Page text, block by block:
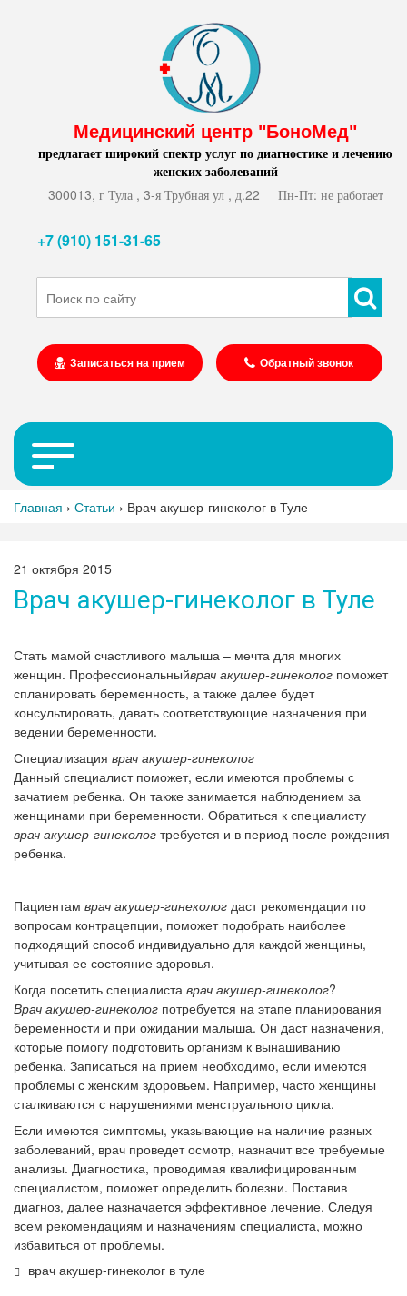
Медицинский центр "БоноМед"
предлагает широкий спектр услуг по диагностике и лечению
женских заболеваний
300013, г Тула , 3-я Трубная ул , д.22
Пн-Пт: не работает
+7 (910) 151-31-65
Записаться на прием Обратный звонок
Главная › Статьи › Врач акушер-гинеколог в Туле
21 октября 2015
Врач акушер-гинеколог в Туле
Стать мамой счастливого малыша – мечта для многих
женщин. Профессиональныйврач акушер-гинеколог поможет
спланировать беременность, а также далее будет
консультировать, давать соответствующие назначения при
ведении беременности.
Специализация врач акушер-гинеколог
Данный специалист поможет, если имеются проблемы с
зачатием ребенка. Он также занимается наблюдением за
женщинами при беременности. Обратиться к специалисту
врач акушер-гинеколог требуется и в период после рождения
ребенка.
Пациентам врач акушер-гинеколог даст рекомендации по
вопросам контрацепции, поможет подобрать наиболее
подходящий способ индивидуально для каждой женщины,
учитывая ее состояние здоровья.
Когда посетить специалиста врач акушер-гинеколог?
Врач акушер-гинеколог потребуется на этапе планирования
беременности и при ожидании малыша. Он даст назначения,
которые помогу подготовить организм к вынашиванию
ребенка. Записаться на прием необходимо, если имеются
проблемы с женским здоровьем. Например, часто женщины
сталкиваются с нарушениями менструального цикла.
Если имеются симптомы, указывающие на наличие разных
заболеваний, врач проведет осмотр, назначит все требуемые
анализы. Диагностика, проводимая квалифицированным
специалистом, поможет определить болезни. Поставив
диагноз, далее назначается эффективное лечение. Следуя
всем рекомендациям и назначениям специалиста, можно
избавиться от проблемы.
врач акушер-гинеколог в туле